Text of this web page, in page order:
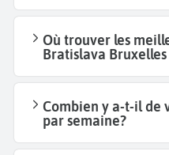
Où trouver les
Bratislava Bruxelles
Combien y a-t-il de
par semaine?